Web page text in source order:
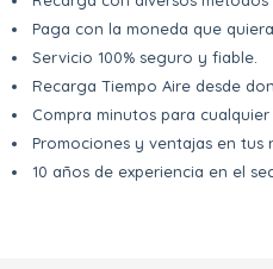
Paga con la moneda que
Servicio 100% seguro y fiable.
Recarga Tiempo Aire desde
Compra minutos para
Promociones y ventajas en tus
10 años de experiencia en el